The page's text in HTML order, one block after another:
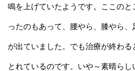
鳴を上げていたようです。ここのと
ったのもあって、腰やら、膝やら
が出ていました。でも治療が終わ
とれているのです。いや～素晴ら